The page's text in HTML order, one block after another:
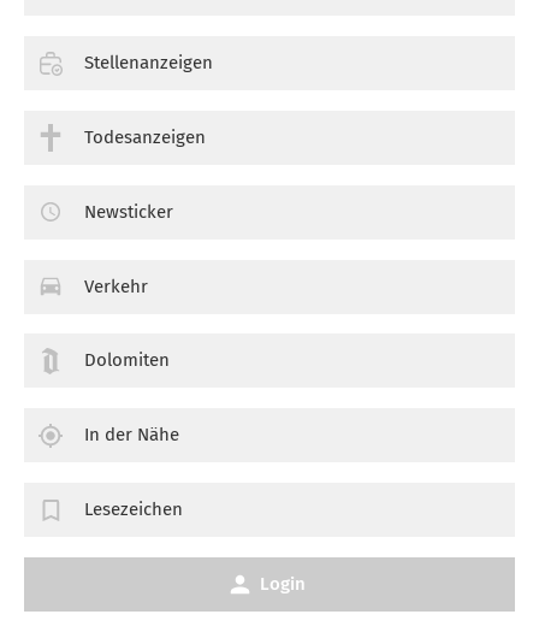
Stellenanzeigen
Todesanzeigen
Newsticker
Verkehr
Dolomiten
In der Nähe
Lesezeichen
Login